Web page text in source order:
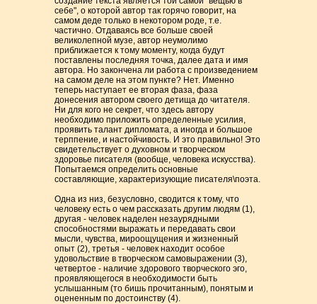
себе", о которой автор так горячо говорит, на
самом деде только в некотором роде, т.е.
частично. Отдаваясь все больше своей
великолепной музе, автор неумолимо
приближается к тому моменту, когда будут
поставлены последняя точка, далее дата и имя
автора. Но закончена ли работа c произведением
на самом деле на этом пункте? Нет. Именно
теперь наступает ее вторая фаза, фаза
донесения автором своего детища до читателя.
Ни для кого не секрет, что здесь автору
необходимо приложить определенные усилия,
проявить талант дипломата, а иногда и большое
терппение, и настойчивость. И это правильно! Это
свидетельствует о духовном и творческом
здоровье писателя (вообще, человека искусства).
Попытаемся определить основные
составляющие, характеризующие писателя\поэта.
Одна из низ, безусловно, сводится к тому, что
человеку есть о чем рассказать другим людям (1),
другая - человек наделен незаурядными
способностями выражать и передавать свои
мысли, чувства, мироощущения и жизненный
опыт (2), третья - человек находит особое
удовольствие в творческом самовыражении (3),
четвертое - наличие здорового творческого эго,
проявляющегося в необходимости быть
услышанным (то бишь прочитанным), понятым и
оцененным по достоинству (4).